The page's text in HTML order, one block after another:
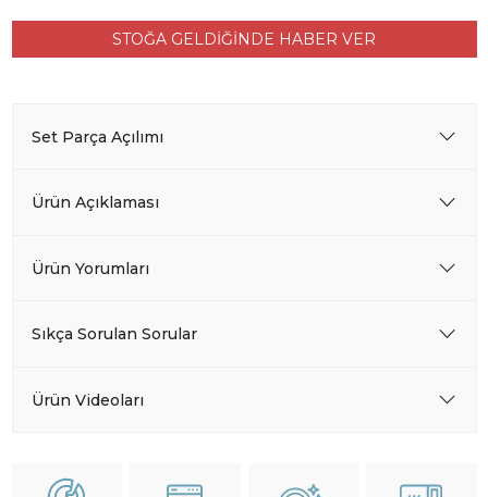
STOĞA GELDİĞİNDE HABER VER
Set Parça Açılımı
Ürün Açıklaması
Ürün Yorumları
Sıkça Sorulan Sorular
Ürün Videoları